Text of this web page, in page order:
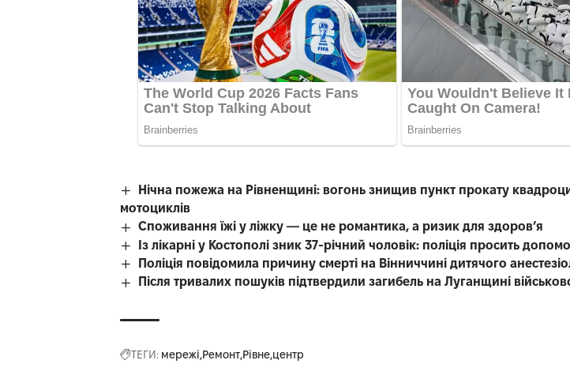
Нічна пожежа на Рівненщині: вогонь знищив пункт прокату
мотоциклів
Споживання їжі у ліжку — це не романтика, а ризик для здоров’я
Із лікарні у Костополі зник 37-річний чоловік: поліція просить
Поліція повідомила причину смерті на Вінниччині дитячого
Після тривалих пошуків підтвердили загибель на Луганщині
ТЕГИ: мережі Ремонт Рівне центр